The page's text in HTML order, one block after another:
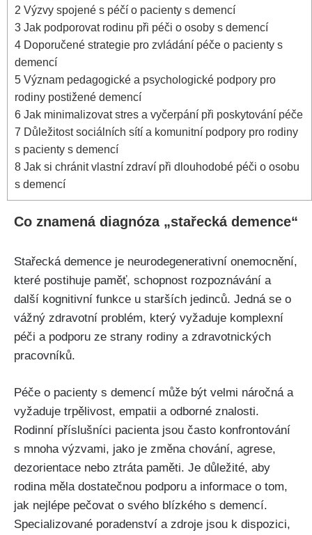
2 Výzvy spojené s péčí o pacienty s demencí
3 Jak podporovat rodinu při péči o osoby s demencí
4 Doporučené strategie pro zvládání péče o pacienty s
demencí
5 Význam pedagogické a psychologické podpory pro
rodiny postižené demencí
6 Jak minimalizovat stres a vyčerpání při poskytování péče
7 Důležitost sociálních sítí a komunitní podpory pro rodiny
s pacienty s demencí
8 Jak si chránit vlastní zdraví při dlouhodobé péči o osobu
s demencí
Co znamená diagnóza „stařecká demence“
Stařecká demence je neurodegenerativní onemocnění,
které postihuje paměť, schopnost rozpoznávání a
další kognitivní funkce u starších jedinců. Jedná se o
vážný zdravotní problém, který vyžaduje komplexní
péči a podporu ze strany rodiny a zdravotnických
pracovníků.
Péče o pacienty s demencí může být velmi náročná a
vyžaduje trpělivost, empatii a odborné znalosti.
Rodinní příslušníci pacienta jsou často konfrontování
s mnoha výzvami, jako je změna chování, agrese,
dezorientace nebo ztráta paměti. Je důležité, aby
rodina měla dostatečnou podporu a informace o tom,
jak nejlépe pečovat o svého blízkého s demencí.
Specializované poradenství a zdroje jsou k dispozici,